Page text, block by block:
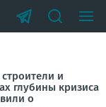
и
глубины кризиса
о